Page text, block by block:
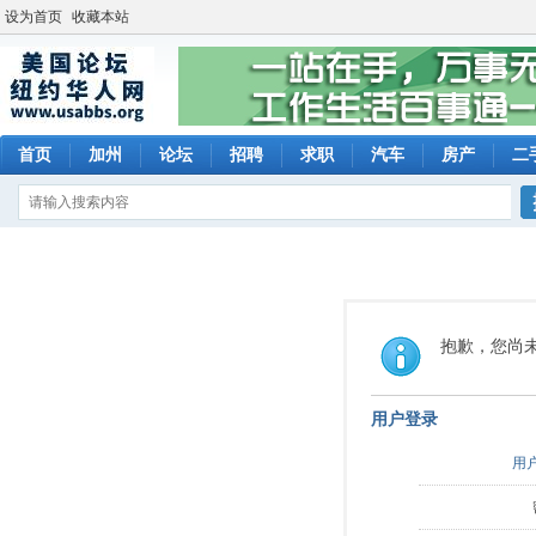
设为首页 收藏本站
首页 加州 论坛 招聘 求职 汽车 房产 二
抱歉，您尚
用户登录
用